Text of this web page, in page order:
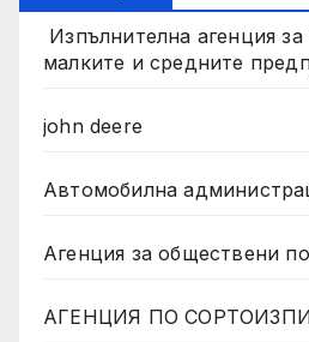
Изпълнителна агенция
малките и средните
john deere
Автомобилна
Агенция за обществени
АГЕНЦИЯ ПО